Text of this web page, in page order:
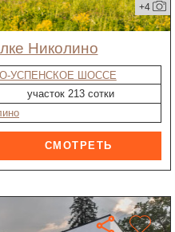
+4
Николино
УСПЕНСКОЕ ШОССЕ
участок 213 сотки